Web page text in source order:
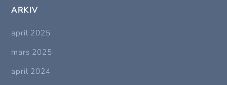
ARKIV
april 2025
mars 2025
april 2024